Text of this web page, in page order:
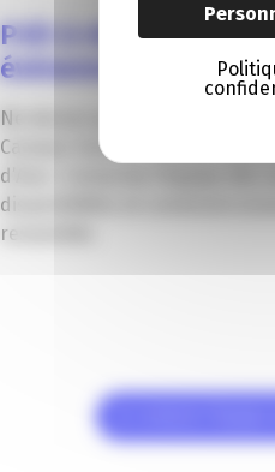
Prêt à réserver votre
événementiel à Nice
Ne laissez pas votre prochaine
Campus Sud des Métiers est
d’Azur. Contactez l’équipe
disponibilités et construire
ressemble.